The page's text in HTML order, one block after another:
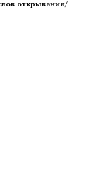
открывания/